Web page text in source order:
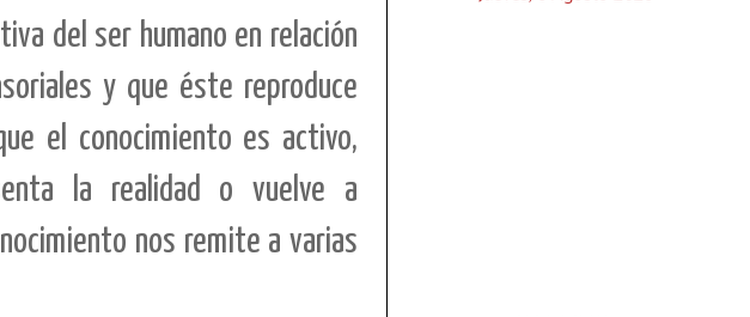
del ser humano en relación
y que éste reproduce
el conocimiento es activo,
la realidad o vuelve a
nos remite a varias